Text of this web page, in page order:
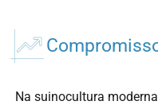
Na suinocultura